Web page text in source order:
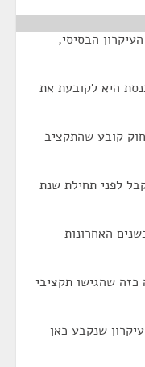
הבסיסי,
היא לקובעת את
3(א} לאותו חוק קובע שהתקציב
לפני תחילת שנת
האחרונות
שהגישו תקציבי
שנקבע כאן